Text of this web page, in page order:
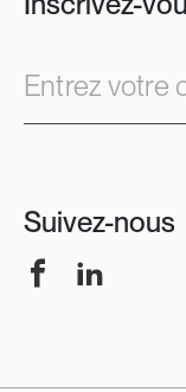
Entrez votre
Suivez-nous
FacebookLinkedIn